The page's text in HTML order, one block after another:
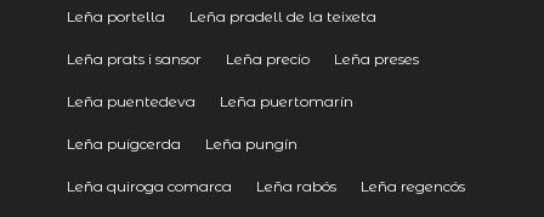
Leña portella Leña pradell de la teixeta
Leña prats i sansor Leña precio Leña preses
Leña puentedeva Leña puertomarín
Leña puigcerda Leña pungín
Leña quiroga comarca Leña rabós Leña regencós